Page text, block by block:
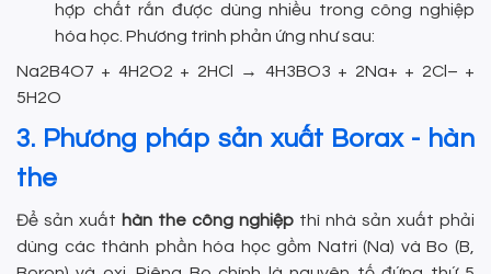
hợp chất rắn được dùng nhiều trong công nghiệp
hóa học. Phương trình phản ứng như sau:
Na2B4O7 + 4H2O2 + 2HCl → 4H3BO3 + 2Na+ + 2Cl– +
5H2O
3. Phương pháp sản xuất Borax - hàn
the
Để sản xuất hàn the công nghiệp thì nhà sản xuất phải
dùng các thành phần hóa học gồm Natri (Na) và Bo (B,